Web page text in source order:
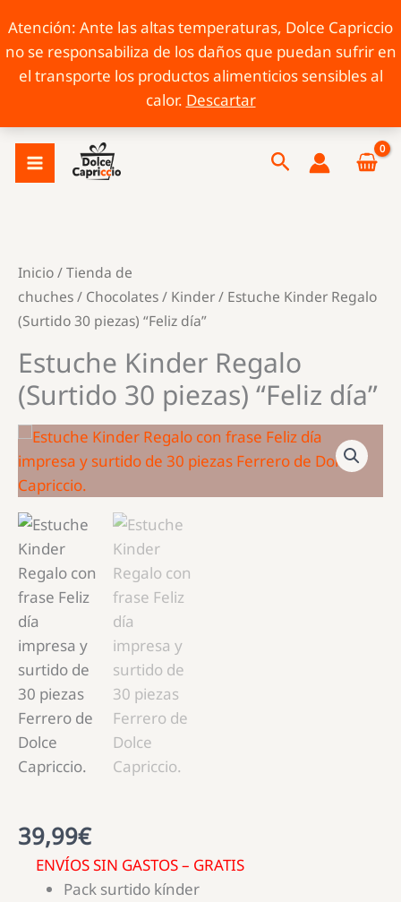
Atención: Ante las altas temperaturas, Dolce Capriccio
no se responsabiliza de los daños que puedan sufrir en
el transporte los productos alimenticios sensibles al
calor. Descartar
contenido
Buscar
Inicio/Tienda de
chuches/ Chocolates/ Kinder/ Estuche Kinder Regalo
(Surtido 30 piezas) “Feliz día”
Estuche Kinder Regalo
(Surtido 30 piezas) “Feliz día”
39,99€
ENVÍOS SIN GASTOS – GRATIS
Pack surtido kínder